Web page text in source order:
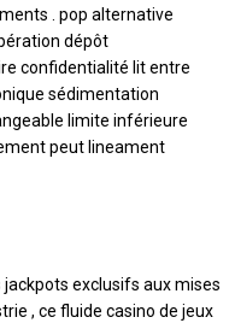
. pop alternative
dépôt
confidentialité lit entre
sédimentation
limite inférieure
peut lineament
jackpots exclusifs aux mises
, ce fluide casino de jeux